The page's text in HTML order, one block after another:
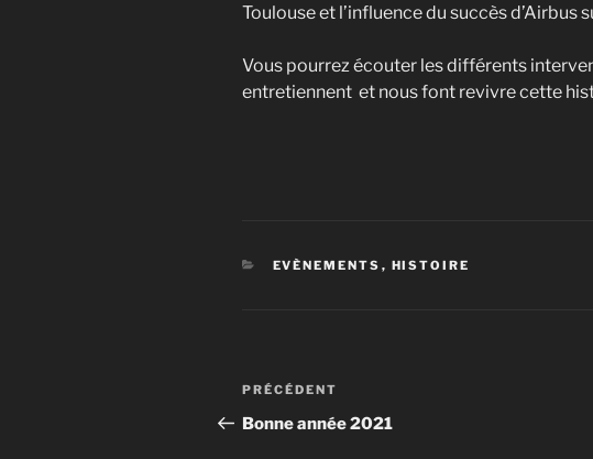
Toulouse et l’influence du succès d’Airbus
Vous pourrez écouter les différents
entretiennent et nous font revivre cette
CATÉGORIES
EVÈNEMENTS , HISTOIRE
Navigation
de
Article
précédent
PRÉCÉDENT
Bonne année 2021